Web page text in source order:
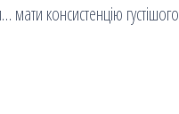
консистенцію густішого